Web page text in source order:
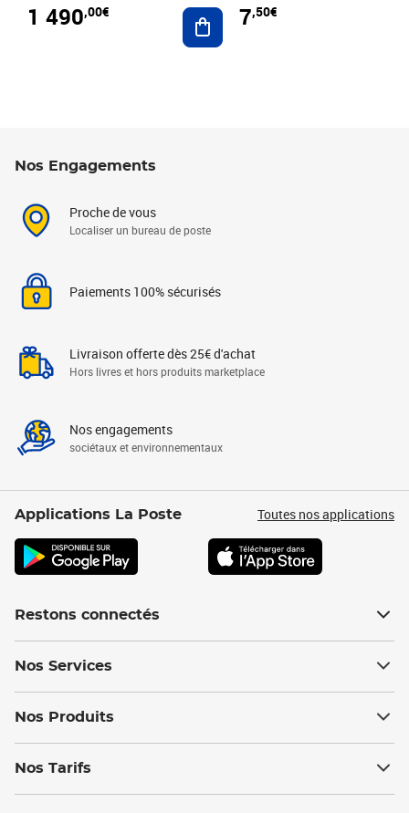
1 490,00€ Ajouter au panier
7,50€
Nos Engagements
Proche de vous
Localiser un bureau de poste
Paiements 100% sécurisés
Livraison offerte dès 25€ d'achat
Hors livres et hors produits marketplace
Nos engagements
sociétaux et environnementaux
Applications La Poste Toutes nos applications
Restons connectés
Nos Services
Nos Produits
Nos Tarifs